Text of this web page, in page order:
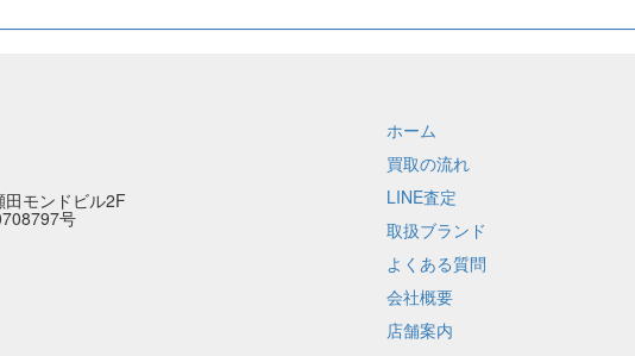
モンドビル2F
号
ホーム
買取の流れ
LINE査定
取扱ブランド
よくある質問
会社概要
店舗案内